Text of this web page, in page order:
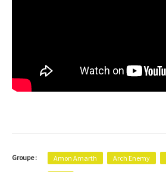
Groupe : Amon Amarth Arch Enemy